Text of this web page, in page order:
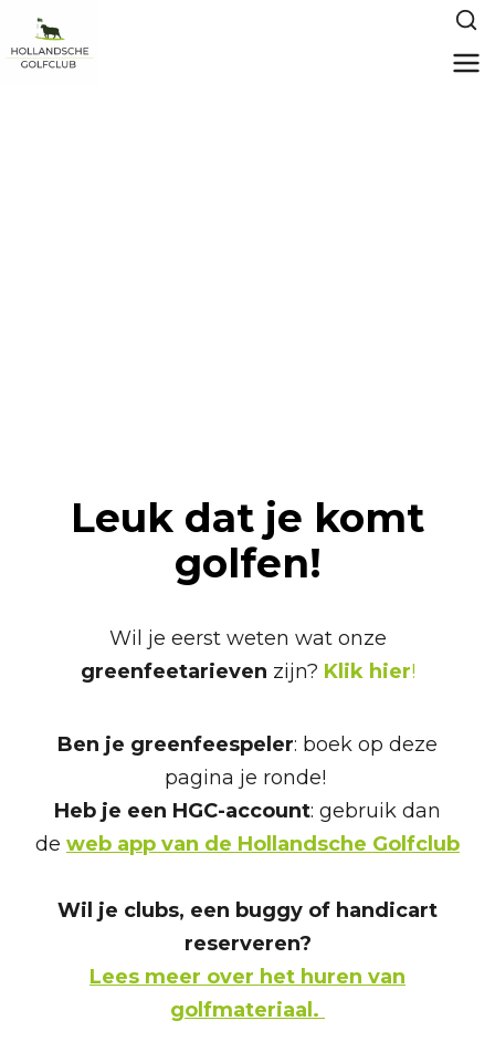
Leuk dat je komt
golfen!
Wil je eerst weten wat onze
greenfeetarieven zijn? Klik hier!
Ben je greenfeespeler: boek op deze
pagina je ronde!
Heb je een HGC-account: gebruik dan
de web app van de Hollandsche Golfclub
Wil je clubs, een buggy of handicart
reserveren?
Lees meer over het huren van
golfmateriaal.